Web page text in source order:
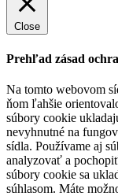
Close
Prehľad zásad
Na tomto webovom
ňom ľahšie
súbory cookie
nevyhnutné na
sídla. Používame aj
analyzovať a
súbory cookie sa
súhlasom. Máte